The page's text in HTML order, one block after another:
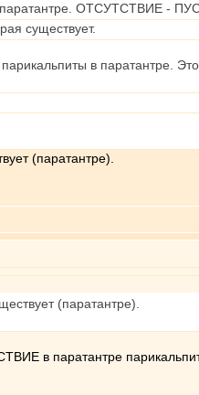
ОТСУТСТВИЕ -
существует.
парикальпиты в паратантре.
(паратантре).
(паратантре).
в паратантре